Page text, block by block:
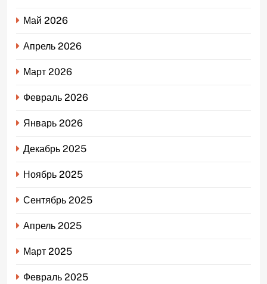
Май 2026
Апрель 2026
Март 2026
Февраль 2026
Январь 2026
Декабрь 2025
Ноябрь 2025
Сентябрь 2025
Апрель 2025
Март 2025
Февраль 2025